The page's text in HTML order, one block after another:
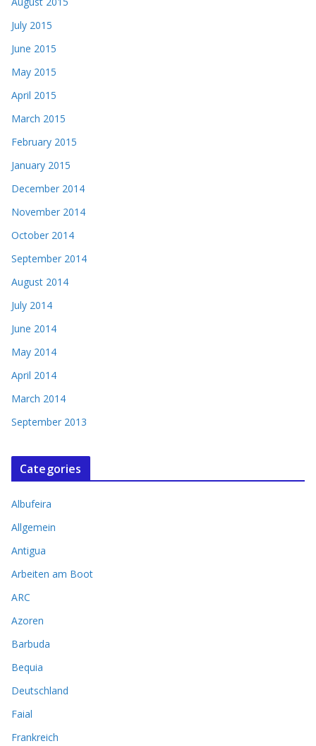
July 2015
June 2015
May 2015
April 2015
March 2015
February 2015
January 2015
December 2014
November 2014
October 2014
September 2014
August 2014
July 2014
June 2014
May 2014
April 2014
March 2014
September 2013
Categories
Albufeira
Allgemein
Antigua
Arbeiten am Boot
ARC
Azoren
Barbuda
Bequia
Deutschland
Faial
Frankreich